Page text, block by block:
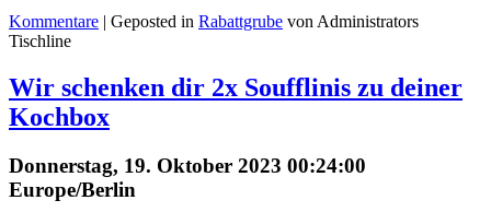
Kommentare | Geposted in Rabattgrube von Administrators
Tischline
Wir schenken dir 2x Soufflinis zu deiner
Kochbox
Donnerstag, 19. Oktober 2023 00:24:00
Europe/Berlin